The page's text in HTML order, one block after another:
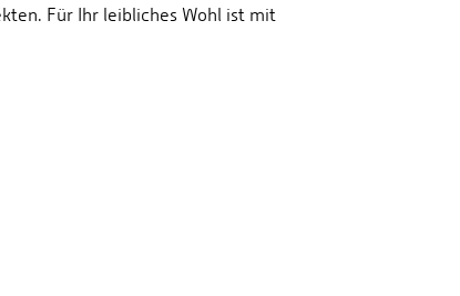
Für Ihr leibliches Wohl ist mit